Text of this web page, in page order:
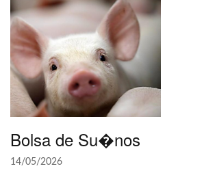
Bolsa de Su�nos
14/05/2026